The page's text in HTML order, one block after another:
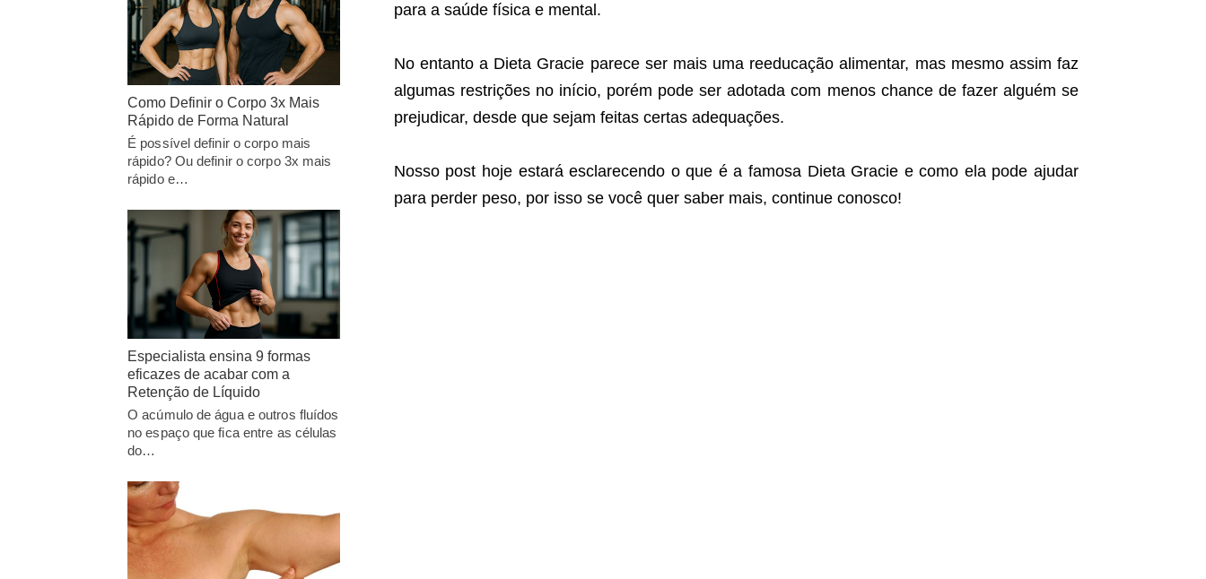
para a saúde física e mental.
No entanto a Dieta Gracie parece ser mais uma reeducação alimentar, mas mesmo assim faz
algumas restrições no início, porém pode ser adotada com menos chance de fazer alguém se
prejudicar, desde que sejam feitas certas adequações.
Nosso post hoje estará esclarecendo o que é a famosa Dieta Gracie e como ela pode ajudar
para perder peso, por isso se você quer saber mais, continue conosco!
Como Definir o Corpo 3x Mais
Rápido de Forma Natural
É possível definir o corpo mais
rápido? Ou definir o corpo 3x mais
rápido e…
Especialista ensina 9 formas
eficazes de acabar com a
Retenção de Líquido
O acúmulo de água e outros fluídos
no espaço que fica entre as células
do…